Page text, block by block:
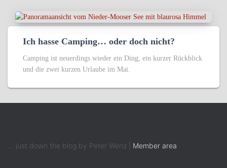
Ich hasse Camping… oder doch nicht?
Camping ist neuerdings wieder ein Ding, ein kurzer Rückblick
und die zwei kurzen Urlaube im Mai.
... just down the blog by Peter Wenz | Member area